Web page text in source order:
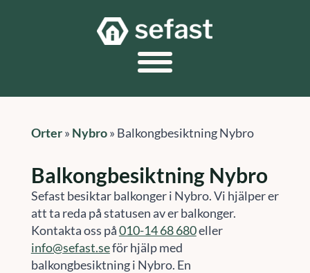
Orter» Nybro» Balkongbesiktning Nybro
Balkongbesiktning Nybro
Sefast besiktar balkonger i Nybro. Vi hjälper er
att ta reda på statusen av er balkonger.
Kontakta oss på010-14 68 680eller
info@sefast.seför hjälp med
balkongbesiktning i Nybro. En